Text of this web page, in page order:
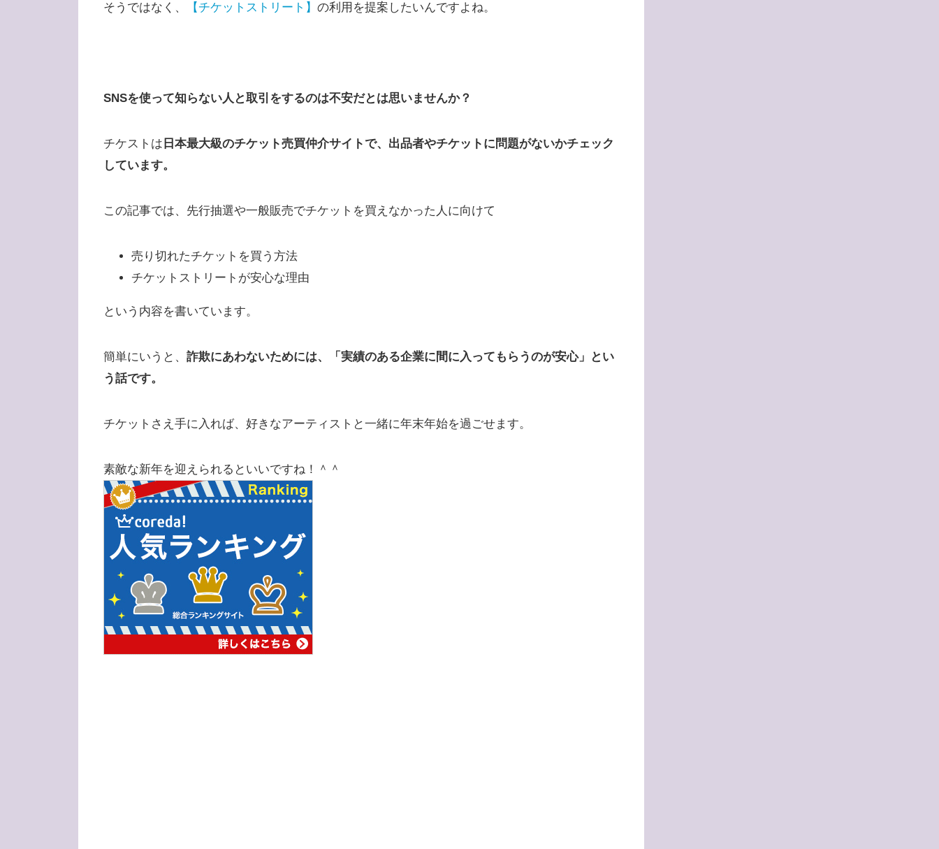
そうではなく、 【チケットストリート】 の利用を提案したいんですよね。
SNSを使って知らない人と取引をするのは不安だとは思いませんか？
チケストは 日本最大級のチケット売買仲介サイトで、 出品者やチケットに問題がないかチェック
しています。
この記事では、先行抽選や一般販売でチケットを買えなかった人に向けて
売り切れたチケットを買う方法
チケットストリートが安心な理由
という内容を書いています。
簡単にいうと、 詐欺にあわないためには、「実績のある企業に間に入ってもらうのが安心」とい
う話です。
チケットさえ手に入れば、好きなアーティストと一緒に年末年始を過ごせます。
素敵な新年を迎えられるといいですね！＾＾